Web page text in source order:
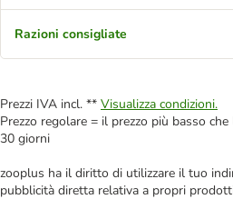
Razioni consigliate
Prezzi IVA incl. ** Visualizza condizioni.
Prezzo regolare = il prezzo più basso
30 giorni
zooplus ha il diritto di utilizzare il tuo
pubblicità diretta relativa a propri